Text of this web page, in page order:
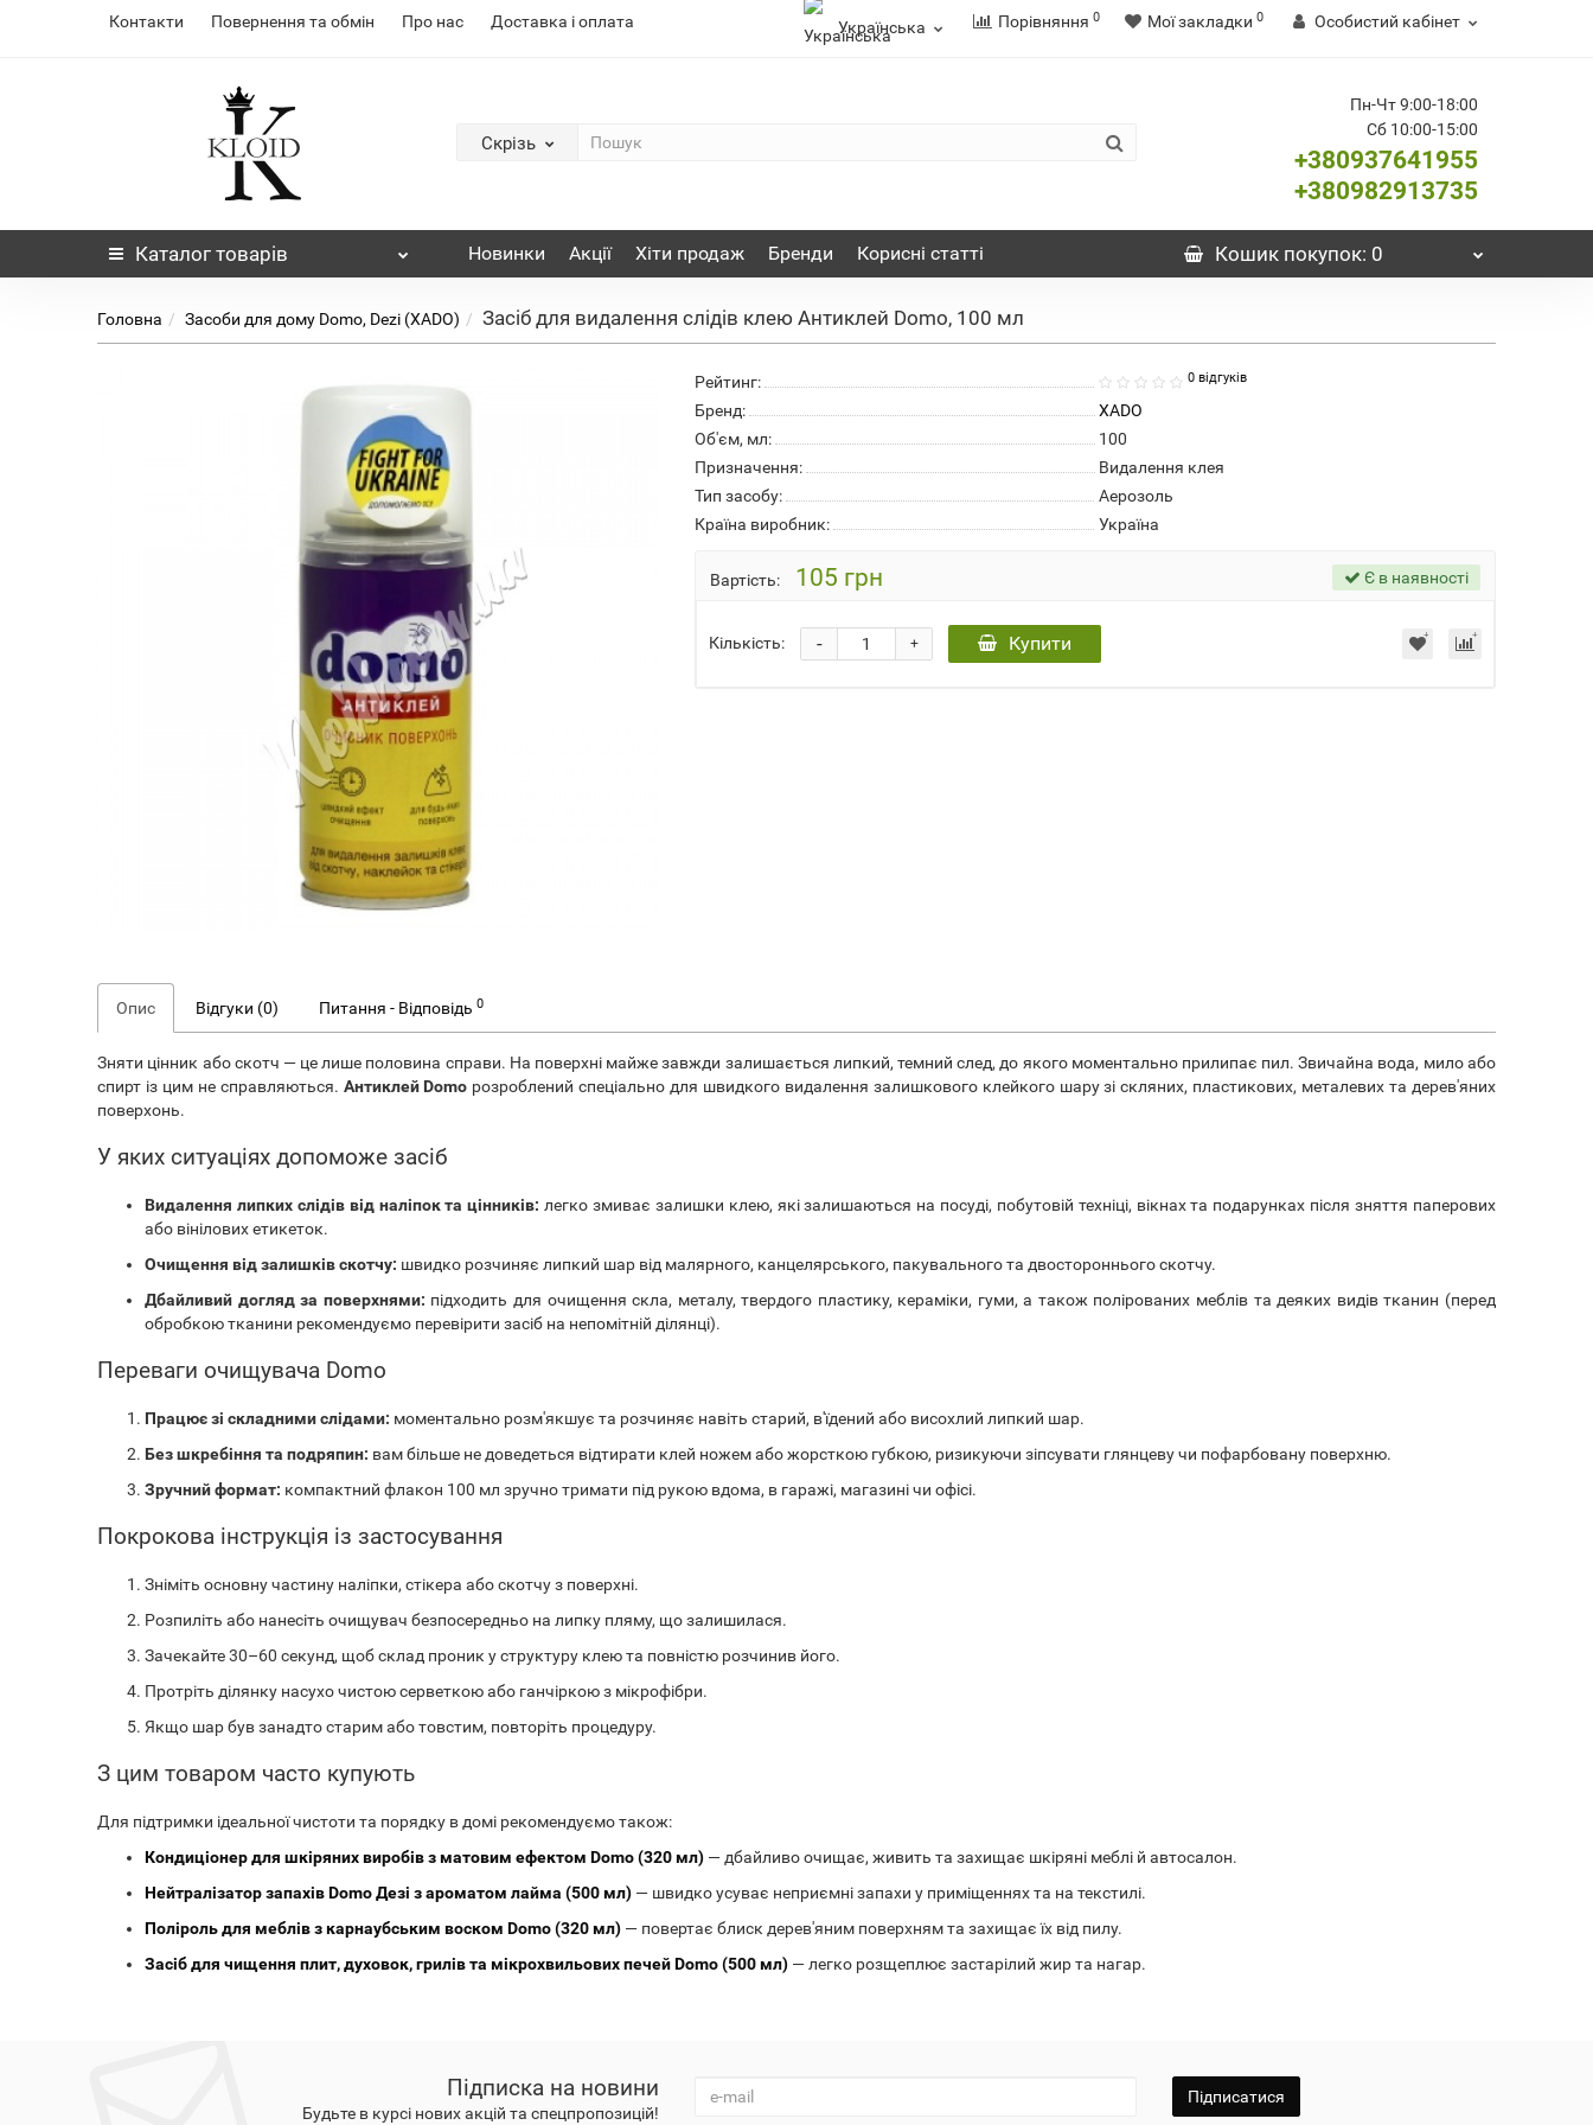
Контакти Повернення та обмін Про нас Доставка і оплата Українська Порівняння 0 Мої закладки 0 Особистий кабінет
Скрізь
Пн-Чт 9:00-18:00
Сб 10:00-15:00
+380937641955
+380982913735
Каталог товарів Новинки Акції Хіти продаж Бренди Корисні статті Кошик покупок: 0
Головна Засоби для дому Domo, Dezi (XADO) Засіб для видалення слідів клею Антиклей Domo, 100 мл
Рейтинг: 0 відгуків
Бренд:
XADO
Об'єм, мл:
100
Призначення:
Видалення клея
Тип засобу:
Аерозоль
Країна виробник:
Україна
Вартість: 105 грн Є в наявності
Кількість: +
- Купити
Опис Відгуки (0) Питання - Відповідь0
Зняти цінник або скотч — це лише половина справи. На поверхні майже завжди залишається липкий, темний след, до якого моментально прилипає пил. Звичайна вода, мило або
спирт із цим не справляються. Антиклей Domo розроблений спеціально для швидкого видалення залишкового клейкого шару зі скляних, пластикових, металевих та дерев'яних
поверхонь.
У яких ситуаціях допоможе засіб
Видалення липких слідів від наліпок та цінників: легко змиває залишки клею, які залишаються на посуді, побутовій техніці, вікнах та подарунках після зняття паперових
або вінілових етикеток.
Очищення від залишків скотчу: швидко розчиняє липкий шар від малярного, канцелярського, пакувального та двостороннього скотчу.
Дбайливий догляд за поверхнями: підходить для очищення скла, металу, твердого пластику, кераміки, гуми, а також полірованих меблів та деяких видів тканин (перед
обробкою тканини рекомендуємо перевірити засіб на непомітній ділянці).
Переваги очищувача Domo
Працює зі складними слідами: моментально розм'якшує та розчиняє навіть старий, в'їдений або висохлий липкий шар.
Без шкребіння та подряпин: вам більше не доведеться відтирати клей ножем або жорсткою губкою, ризикуючи зіпсувати глянцеву чи пофарбовану поверхню.
Зручний формат: компактний флакон 100 мл зручно тримати під рукою вдома, в гаражі, магазині чи офісі.
Покрокова інструкція із застосування
Зніміть основну частину наліпки, стікера або скотчу з поверхні.
Розпиліть або нанесіть очищувач безпосередньо на липку пляму, що залишилася.
Зачекайте 30–60 секунд, щоб склад проник у структуру клею та повністю розчинив його.
Протріть ділянку насухо чистою серветкою або ганчіркою з мікрофібри.
Якщо шар був занадто старим або товстим, повторіть процедуру.
З цим товаром часто купують
Для підтримки ідеальної чистоти та порядку в домі рекомендуємо також:
Кондиціонер для шкіряних виробів з матовим ефектом Domo (320 мл) — дбайливо очищає, живить та захищає шкіряні меблі й автосалон.
Нейтралізатор запахів Domo Дезі з ароматом лайма (500 мл) — швидко усуває неприємні запахи у приміщеннях та на текстилі.
Поліроль для меблів з карнаубським воском Domo (320 мл) — повертає блиск дерев'яним поверхням та захищає їх від пилу.
Засіб для чищення плит, духовок, грилів та мікрохвильових печей Domo (500 мл) — легко розщеплює застарілий жир та нагар.
Підписка на новини
Будьте в курсі нових акцій та спецпропозицій!
Підписатися